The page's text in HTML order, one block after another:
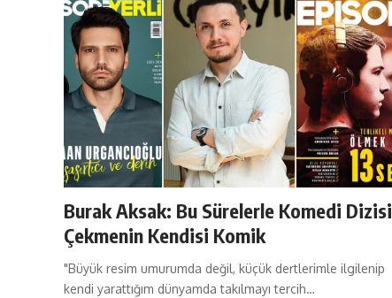
Burak Aksak: Bu Sürelerle Komedi Dizisi
Çekmenin Kendisi Komik
"Büyük resim umurumda değil, küçük dertlerimle ilgilenip
kendi yarattığım dünyamda takılmayı tercih…